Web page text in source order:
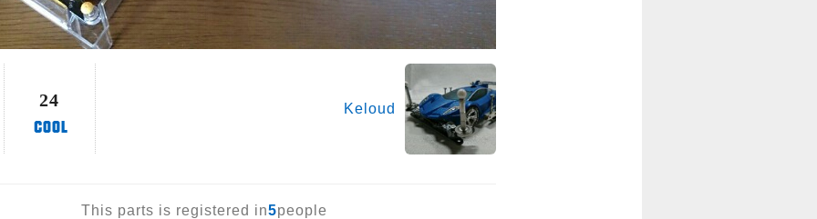
24 Keloud
This parts is registered in5people